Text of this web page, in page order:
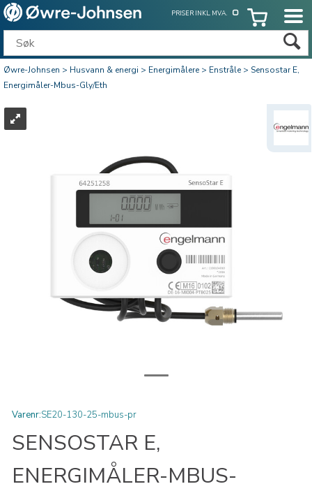
PRISER INKL. MVA.
Øwre-Johnsen>Husvann & energi>Energimålere>Enstråle>Sensostar E,
Energimåler-Mbus-Gly/Eth
Varenr:SE20-130-25-mbus-pr
SENSOSTAR E,
ENERGIMÅLER-MBUS-